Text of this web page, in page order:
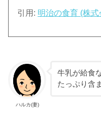
引用: 明治の食育 (株
ハルカ(妻)
牛乳が給食
たっぷり含